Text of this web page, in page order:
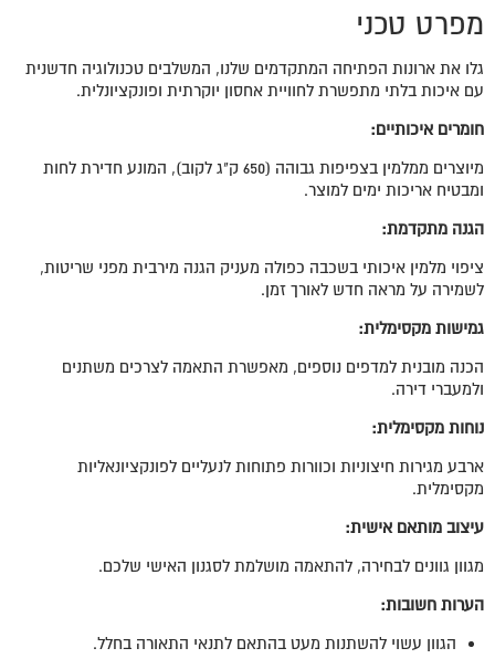
מפרט טכני
גלו את ארונות הפתיחה המתקדמים שלנו, המשלבים טכנולוגיה חדשנית
עם איכות בלתי מתפשרת לחוויית אחסון יוקרתית ופונקציונלית.
חומרים איכותיים:
מיוצרים ממלמין בצפיפות גבוהה (650 ק"ג לקוב), המונע חדירת לחות
ומבטיח אריכות ימים למוצר.
הגנה מתקדמת:
ציפוי מלמין איכותי בשכבה כפולה מעניק הגנה מירבית מפני שריטות,
לשמירה על מראה חדש לאורך זמן.
גמישות מקסימלית:
הכנה מובנית למדפים נוספים, מאפשרת התאמה לצרכים משתנים
ולמעברי דירה.
נוחות מקסימלית:
ארבע מגירות חיצוניות וכוורות פתוחות לנעליים לפונקציונאליות
מקסימלית.
עיצוב מותאם אישית:
מגוון גוונים לבחירה, להתאמה מושלמת לסגנון האישי שלכם.
הערות חשובות:
הגוון עשוי להשתנות מעט בהתאם לתנאי התאורה בחלל.